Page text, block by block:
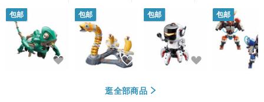
包邮 包邮 包邮 包邮
逛全部商品